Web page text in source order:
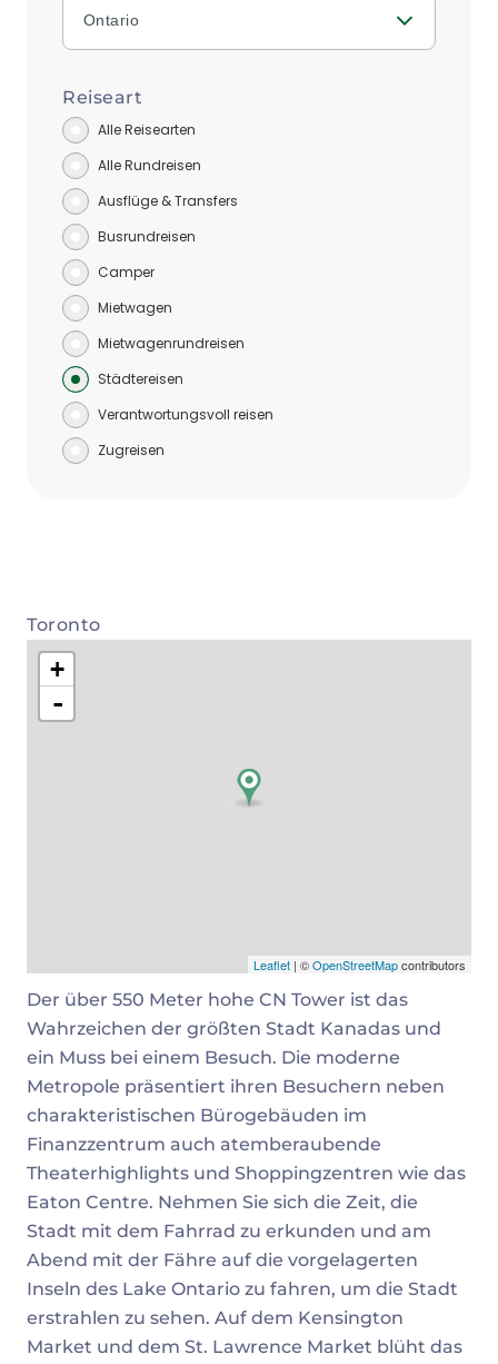
Ontario
Reiseart
Alle Reisearten
Alle Rundreisen
Ausflüge & Transfers
Busrundreisen
Camper
Mietwagen
Mietwagenrundreisen
Städtereisen
Verantwortungsvoll reisen
Zugreisen
Toronto
+
-
Leaflet | ©OpenStreetMapcontributors
Der über 550 Meter hohe CN Tower ist das
Wahrzeichen der größten Stadt Kanadas und
ein Muss bei einem Besuch. Die moderne
Metropole präsentiert ihren Besuchern neben
charakteristischen Bürogebäuden im
Finanzzentrum auch atemberaubende
Theaterhighlights und Shoppingzentren wie das
Eaton Centre. Nehmen Sie sich die Zeit, die
Stadt mit dem Fahrrad zu erkunden und am
Abend mit der Fähre auf die vorgelagerten
Inseln des Lake Ontario zu fahren, um die Stadt
erstrahlen zu sehen. Auf dem Kensington
Market und dem St. Lawrence Market blüht das